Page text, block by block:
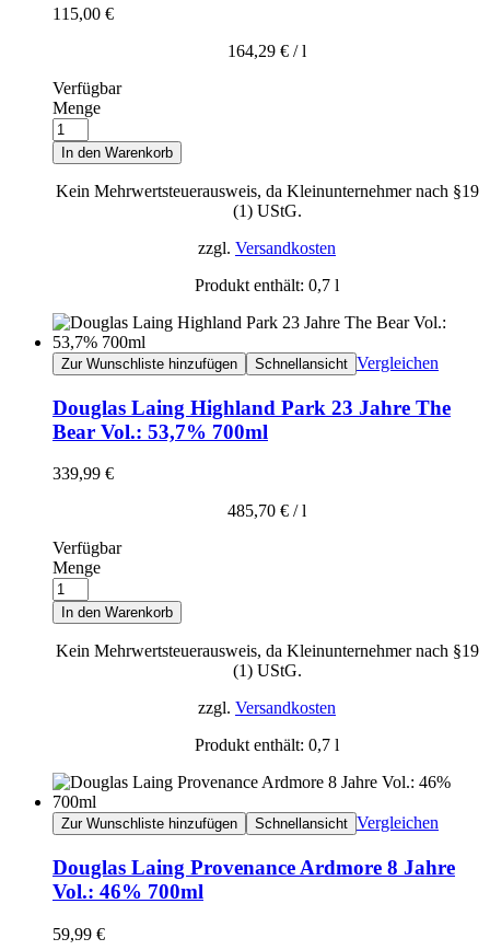
115,00 €
164,29 € /l
Verfügbar
Menge
In den Warenkorb
Kein Mehrwertsteuerausweis, da Kleinunternehmer nach §19
(1) UStG.
zzgl. Versandkosten
Produkt enthält: 0,7 l
Zur Wunschliste hinzufügen Schnellansicht Vergleichen
Douglas Laing Highland Park 23 Jahre The
Bear Vol.: 53,7% 700ml
339,99 €
485,70 € /l
Verfügbar
Menge
In den Warenkorb
Kein Mehrwertsteuerausweis, da Kleinunternehmer nach §19
(1) UStG.
zzgl. Versandkosten
Produkt enthält: 0,7 l
Zur Wunschliste hinzufügen Schnellansicht Vergleichen
Douglas Laing Provenance Ardmore 8 Jahre
Vol.: 46% 700ml
59,99 €